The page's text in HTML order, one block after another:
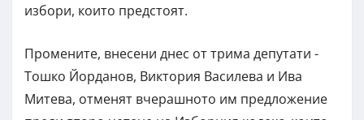
избори, които предстоят.
Промените, внесени днес от трима депутати -
Тошко Йорданов, Виктория Василева и Ива
Митева, отменят вчерашното им предложение